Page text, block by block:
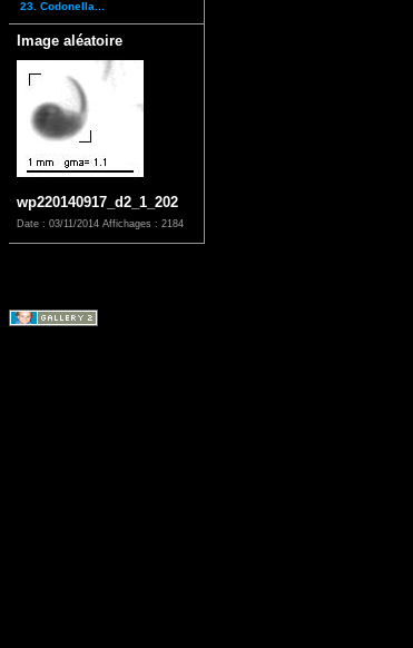
23. Codonella...
Image aléatoire
wp220140917_d2_1_202
Date : 03/11/2014 Affichages : 2184